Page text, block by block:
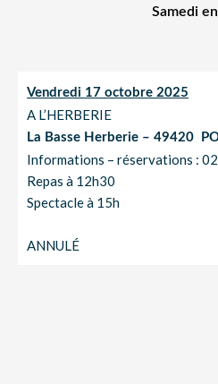
Samedi
Vendredi 17 octobre 2025
A L’HERBERIE
La Basse Herberie – 49420
Informations – réservations :
Repas à 12h30
Spectacle à 15h
ANNULÉ